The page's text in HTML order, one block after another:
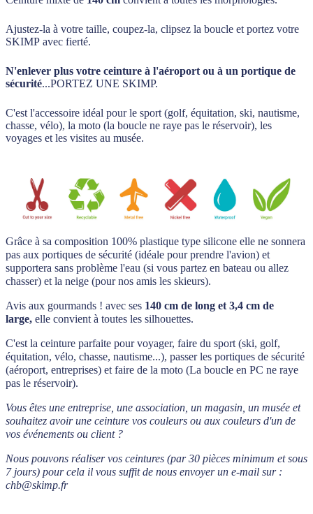
Ajustez-la à votre taille, coupez-la, clipsez la boucle et portez votre
SKIMP avec fierté.
N'enlever plus votre ceinture à l'aéroport ou à un portique de
sécurité...PORTEZ UNE SKIMP.
C'est l'accessoire idéal pour le sport (golf, équitation, ski, nautisme,
chasse, vélo), la moto (la boucle ne raye pas le réservoir), les
voyages et les visites au musée.
Grâce à sa composition 100% plastique type silicone elle ne sonnera
pas aux portiques de sécurité (idéale pour prendre l'avion) et
supportera sans problème l'eau (si vous partez en bateau ou allez
chasser) et la neige (pour nos amis les skieurs).
Avis aux gourmands ! avec ses 140 cm de long et 3,4 cm de
large, elle convient à toutes les silhouettes.
C'est la ceinture parfaite pour voyager, faire du sport (ski, golf,
équitation, vélo, chasse, nautisme...), passer les portiques de sécurité
(aéroport, entreprises) et faire de la moto (La boucle en PC ne raye
pas le réservoir).
Vous êtes une entreprise, une association, un magasin, un musée et
souhaitez avoir une ceinture vos couleurs ou aux couleurs d'un de
vos événements ou client ?
Nous pouvons réaliser vos ceintures (par 30 pièces minimum et sous
7 jours) pour cela il vous suffit de nous envoyer un e-mail sur :
chb@skimp.fr